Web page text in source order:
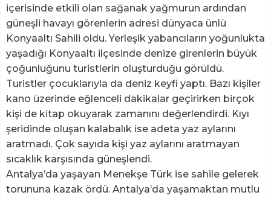
içerisinde etkili olan sağanak yağmurun ardından
güneşli havayı görenlerin adresi dünyaca ünlü
Konyaaltı Sahili oldu. Yerleşik yabancıların yoğunlukta
yaşadığı Konyaaltı ilçesinde denize girenlerin büyük
çoğunluğunu turistlerin oluşturduğu görüldü.
Turistler çocuklarıyla da deniz keyfi yaptı. Bazı kişiler
kano üzerinde eğlenceli dakikalar geçirirken birçok
kişi de kitap okuyarak zamanını değerlendirdi. Kıyı
şeridinde oluşan kalabalık ise adeta yaz aylarını
aratmadı. Çok sayıda kişi yaz aylarını aratmayan
sıcaklık karşısında güneşlendi.
Antalya’da yaşayan Menekşe Türk ise sahile gelerek
torununa kazak ördü. Antalya’da yaşamaktan mutlu